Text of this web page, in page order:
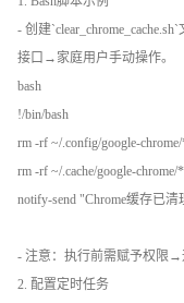
- 创建
接口→家庭用户手动操作。
bash
!/bin/bash
rm -rf ~/.config/google-
rm -rf ~/.cache/google-chrome/*
notify-send "Chrome缓存已清
- 注意：执行前需赋予权限→运
2. 配置定时任务